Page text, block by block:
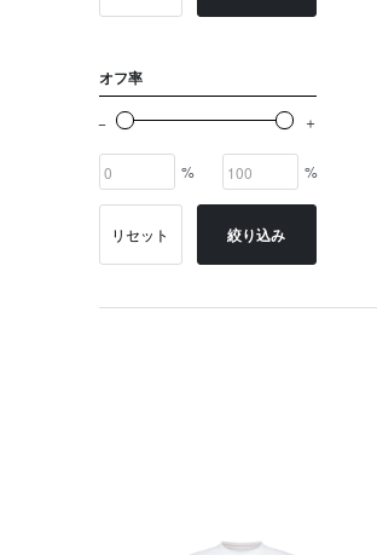
オフ率
% %
リセット 絞り込み